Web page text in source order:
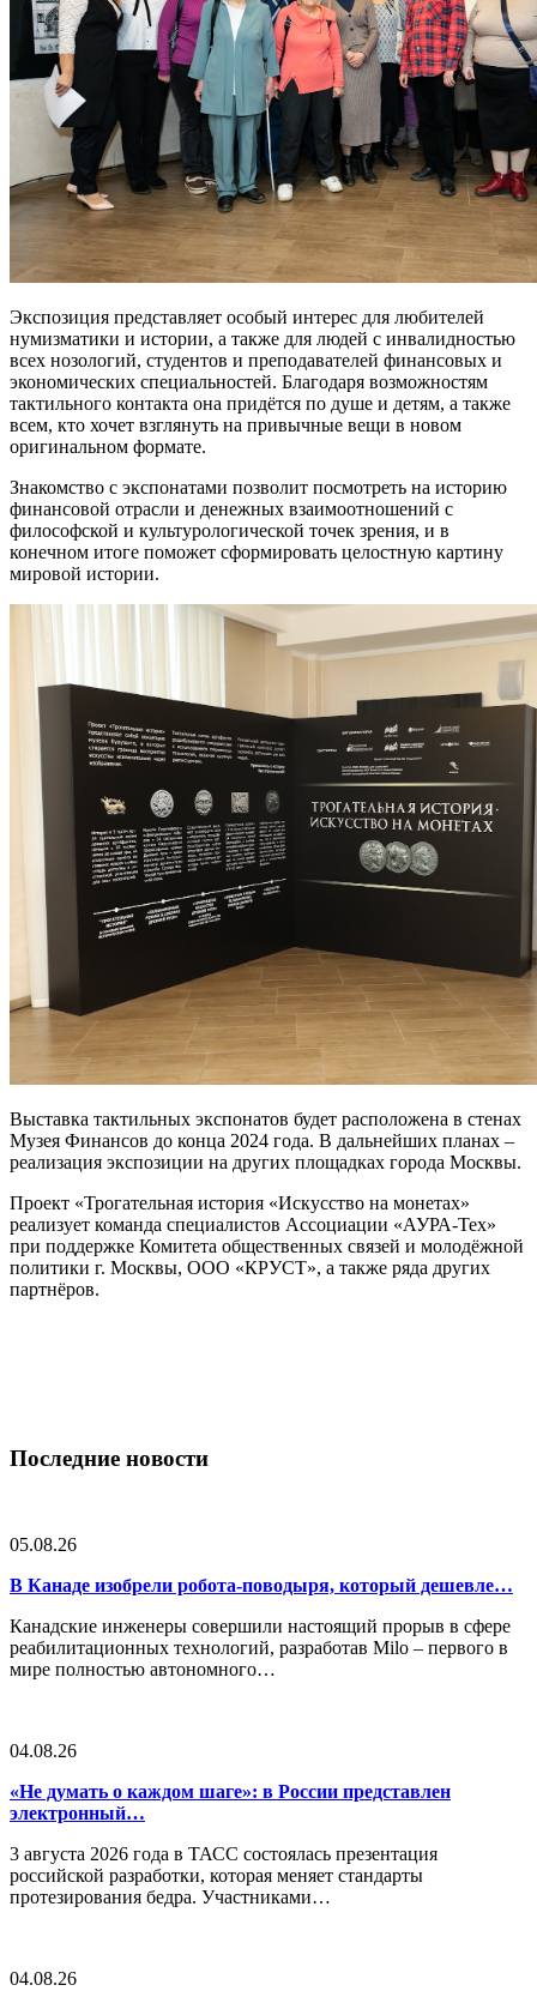
Экспозиция представляет особый интерес для любителей
нумизматики и истории, а также для людей с инвалидностью
всех нозологий, студентов и преподавателей финансовых и
экономических специальностей. Благодаря возможностям
тактильного контакта она придётся по душе и детям, а также
всем, кто хочет взглянуть на привычные вещи в новом
оригинальном формате.
Знакомство с экспонатами позволит посмотреть на историю
финансовой отрасли и денежных взаимоотношений с
философской и культурологической точек зрения, и в
конечном итоге поможет сформировать целостную картину
мировой истории.
Выставка тактильных экспонатов будет расположена в стенах
Музея Финансов до конца 2024 года. В дальнейших планах –
реализация экспозиции на других площадках города Москвы.
Проект «Трогательная история «Искусство на монетах»
реализует команда специалистов Ассоциации «АУРА-Тех»
при поддержке Комитета общественных связей и молодёжной
политики г. Москвы, ООО «КРУСТ», а также ряда других
партнёров.
Последние новости
05.08.26
В Канаде изобрели робота-поводыря, который дешевле…
Канадские инженеры совершили настоящий прорыв в сфере
реабилитационных технологий, разработав Milo – первого в
мире полностью автономного…
04.08.26
«Не думать о каждом шаге»: в России представлен
электронный…
3 августа 2026 года в ТАСС состоялась презентация
российской разработки, которая меняет стандарты
протезирования бедра. Участниками…
04.08.26